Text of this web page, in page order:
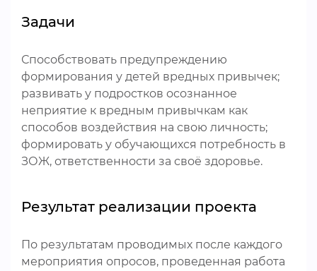
Задачи
Способствовать предупреждению
формирования у детей вредных привычек;
развивать у подростков осознанное
неприятие к вредным привычкам как
способов воздействия на свою личность;
формировать у обучающихся потребность в
ЗОЖ, ответственности за своё здоровье.
Результат реализации проекта
По результатам проводимых после каждого
мероприятия опросов, проведенная работа